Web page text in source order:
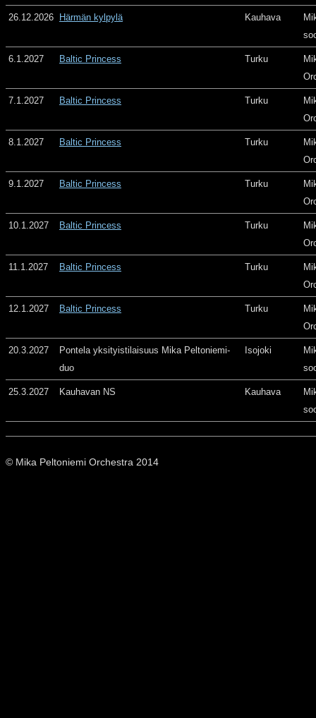
26.12.2026 Härmän kylpylä Kauhava
6.1.2027 Baltic Princess Turku
7.1.2027 Baltic Princess Turku
8.1.2027 Baltic Princess Turku
9.1.2027 Baltic Princess Turku
10.1.2027 Baltic Princess Turku
11.1.2027 Baltic Princess Turku
12.1.2027 Baltic Princess Turku
20.3.2027
Pontela yksityistilaisuus Mika Peltoniemi-
duo
Isojoki
25.3.2027 Kauhavan NS Kauhava
© Mika Peltoniemi Orchestra 2014